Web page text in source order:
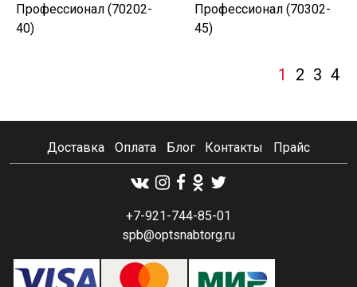
Профессионал (70202-
40)
Профессионал (70302-
45)
1 2 3 4
Доставка Оплата Блог Контакты Прайс
+7-921-744-85-01
spb@optsnabtorg.ru